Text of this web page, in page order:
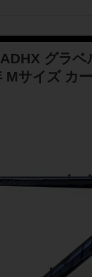
グラベ
サイズ カ